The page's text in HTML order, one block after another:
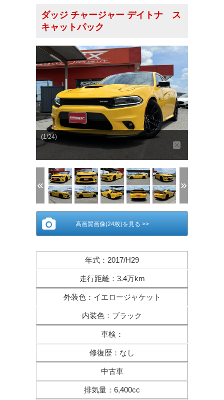
ダッジ チャージャー デイトナ ス
キャットパック
(1/24)
高画質画像(24枚)を見る >>
年式 ： 2017/H29
走行距離： 3.4万km
外装色： イエロージャケット
内装色 ： ブラック
車検 ：
修復歴 ： なし
中古車
排気量 ： 6,400cc